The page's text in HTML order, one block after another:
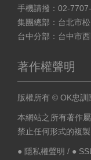
手機請撥：02-
集團總部：台北市
台中分部：台中市
著作權聲明
版權所有 © OK忠訓
本網站之所有著作
禁止任何形式的複
● 隱私權聲明 / ●